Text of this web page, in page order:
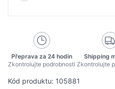
Kód produktu: 105881
Přeprava za 24 hodin
Zkontrolujte podrobnosti
Shipping
Zkontrolujte